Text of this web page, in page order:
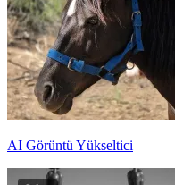
AI Görüntü Yükseltici